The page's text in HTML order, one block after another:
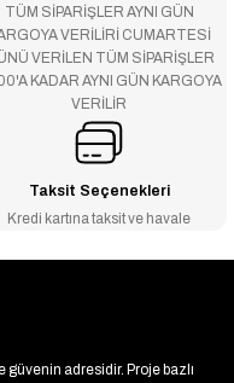
TÜM SİPARİŞLER AYNI GÜN
VERİLİRİ CUMARTESİ
VERİLEN TÜM SİPARİŞLER
KADAR AYNI GÜN KARGOYA
VERİLİR
Taksit Seçenekleri
Kredi kartına taksit ve havale
güvenin adresidir. Proje bazlı